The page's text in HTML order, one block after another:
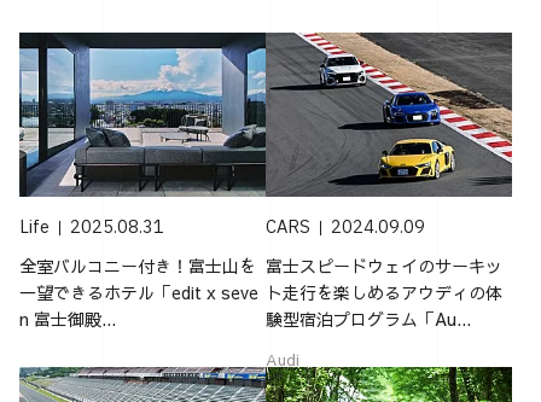
Life 2025.08.31
全室バルコニー付き！富士山を
一望できるホテル「edit x seve
n 富士御殿...
CARS 2024.09.09
富士スピードウェイのサーキッ
ト走行を楽しめるアウディの体
験型宿泊プログラム「Au...
Audi